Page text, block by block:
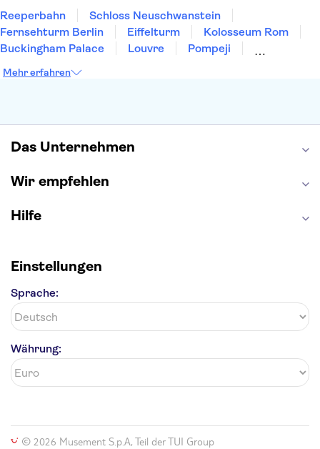
Reeperbahn
Schloss Neuschwanstein
Fernsehturm Berlin
Eiffelturm
Kolosseum Rom
Buckingham Palace
Louvre
Pompeji
Moulin Rouge
Mehr erfahren
Das Unternehmen
Wir empfehlen
Hilfe
Einstellungen
Sprache:
Währung:
© 2026 Musement S.p.A, Teil der TUI Group